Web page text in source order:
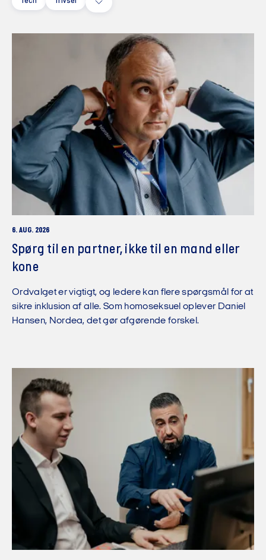
6. AUG. 2026
Spørg til en partner, ikke til en mand eller
kone
Ordvalget er vigtigt, og ledere kan flere spørgsmål for at
sikre inklusion af alle. Som homoseksuel oplever Daniel
Hansen, Nordea, det gør afgørende forskel.